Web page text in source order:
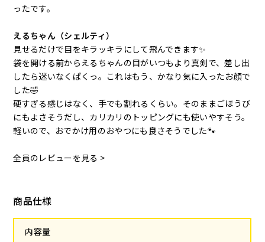
ったです。
えるちゃん（シェルティ）
見せるだけで目をキラッキラにして飛んできます✨
袋を開ける前からえるちゃんの目がいつもより真剣で、差し出
したら迷いなくぱくっ。これはもう、かなり気に入ったお顔で
した🤣
硬すぎる感じはなく、手でも割れるくらい。そのままごほうび
にもよさそうだし、カリカリのトッピングにも使いやすそう。
軽いので、おでかけ用のおやつにも良さそうでした🐾
全員のレビューを見る >
商品仕様
内容量